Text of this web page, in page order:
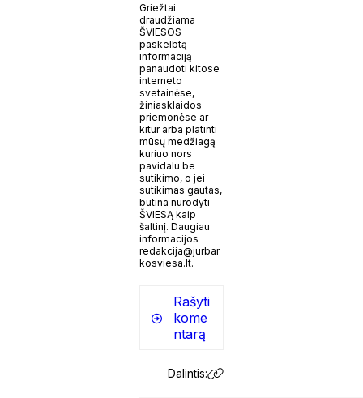
Griežtai
draudžiama
ŠVIESOS
paskelbtą
informaciją
panaudoti kitose
interneto
svetainėse,
žiniasklaidos
priemonėse ar
kitur arba platinti
mūsų medžiagą
kuriuo nors
pavidalu be
sutikimo, o jei
sutikimas gautas,
būtina nurodyti
ŠVIESĄ kaip
šaltinį. Daugiau
informacijos
redakcija@jurbar
kosviesa.lt.
Rašyti
kome
ntarą
Dalintis: